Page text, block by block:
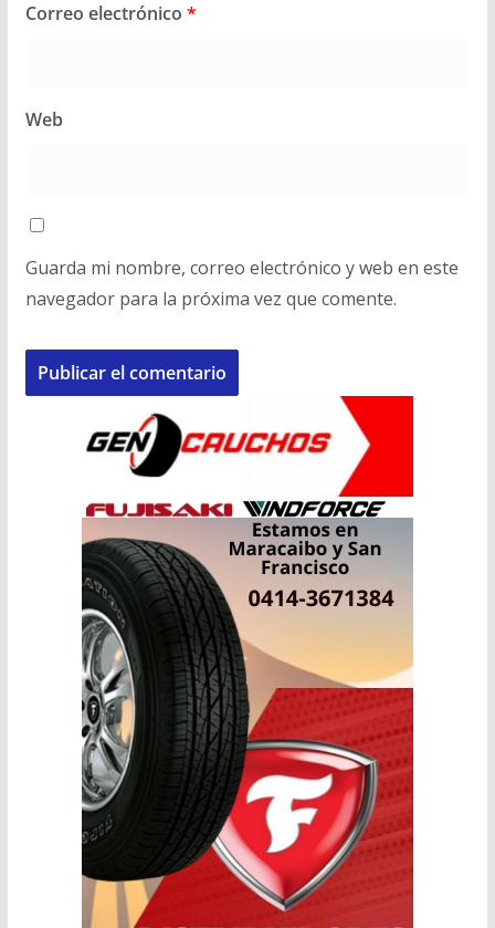
Correo electrónico *
Web
Guarda mi nombre, correo electrónico y web en este
navegador para la próxima vez que comente.